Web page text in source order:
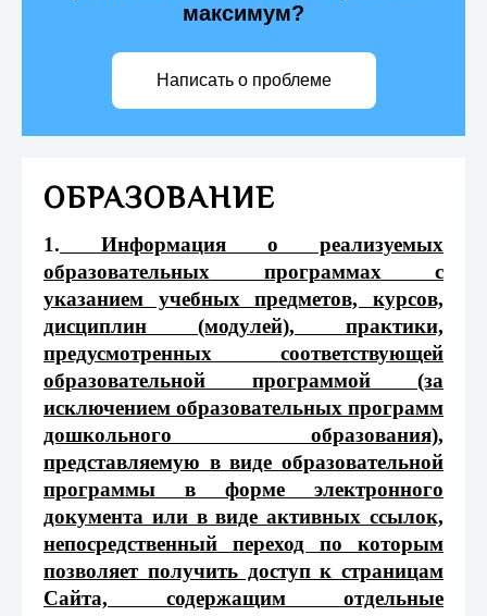
максимум?
Написать о проблеме
ОБРАЗОВАНИЕ
1. Информация о реализуемых
образовательных программах с
указанием учебных предметов, курсов,
дисциплин (модулей), практики,
предусмотренных соответствующей
образовательной программой (за
исключением образовательных программ
дошкольного образования),
представляемую в виде образовательной
программы в форме электронного
документа или в виде активных ссылок,
непосредственный переход по которым
позволяет получить доступ к страницам
Сайта, содержащим отдельные